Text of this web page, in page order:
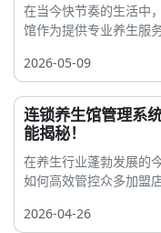
在当今快节奏的生活中
馆作为提供专业养生服
2026-05-09
连锁养生馆管理系
能揭秘！
在养生行业蓬勃发展的
如何高效管控众多加盟
2026-04-26